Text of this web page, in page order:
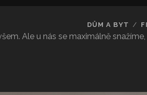
Ale u nás se maximálně
DŮM A BYT